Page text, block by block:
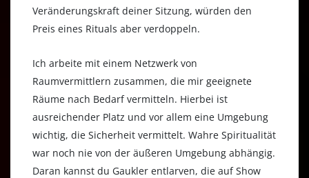
Veränderungskraft deiner Sitzung, würden den
Preis eines Rituals aber verdoppeln.
Ich arbeite mit einem Netzwerk von
Raumvermittlern zusammen, die mir geeignete
Räume nach Bedarf vermitteln. Hierbei ist
ausreichender Platz und vor allem eine Umgebung
wichtig, die Sicherheit vermittelt. Wahre Spiritualität
war noch nie von der äußeren Umgebung abhängig.
Daran kannst du Gaukler entlarven, die auf Show